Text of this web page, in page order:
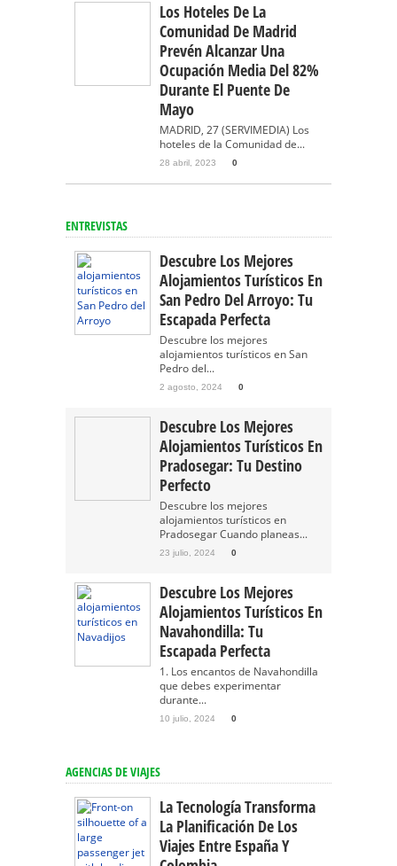
Los Hoteles De La
Comunidad De Madrid
Prevén Alcanzar Una
Ocupación Media Del 82%
Durante El Puente De
Mayo
MADRID, 27 (SERVIMEDIA) Los
hoteles de la Comunidad de...
28 abril, 2023 0
ENTREVISTAS
Descubre Los Mejores
Alojamientos Turísticos En
San Pedro Del Arroyo: Tu
Escapada Perfecta
Descubre los mejores
alojamientos turísticos en San
Pedro del...
2 agosto, 2024 0
Descubre Los Mejores
Alojamientos Turísticos En
Pradosegar: Tu Destino
Perfecto
Descubre los mejores
alojamientos turísticos en
Pradosegar Cuando planeas...
23 julio, 2024 0
Descubre Los Mejores
Alojamientos Turísticos En
Navahondilla: Tu
Escapada Perfecta
1. Los encantos de Navahondilla
que debes experimentar
durante...
10 julio, 2024 0
AGENCIAS DE VIAJES
La Tecnología Transforma
La Planificación De Los
Viajes Entre España Y